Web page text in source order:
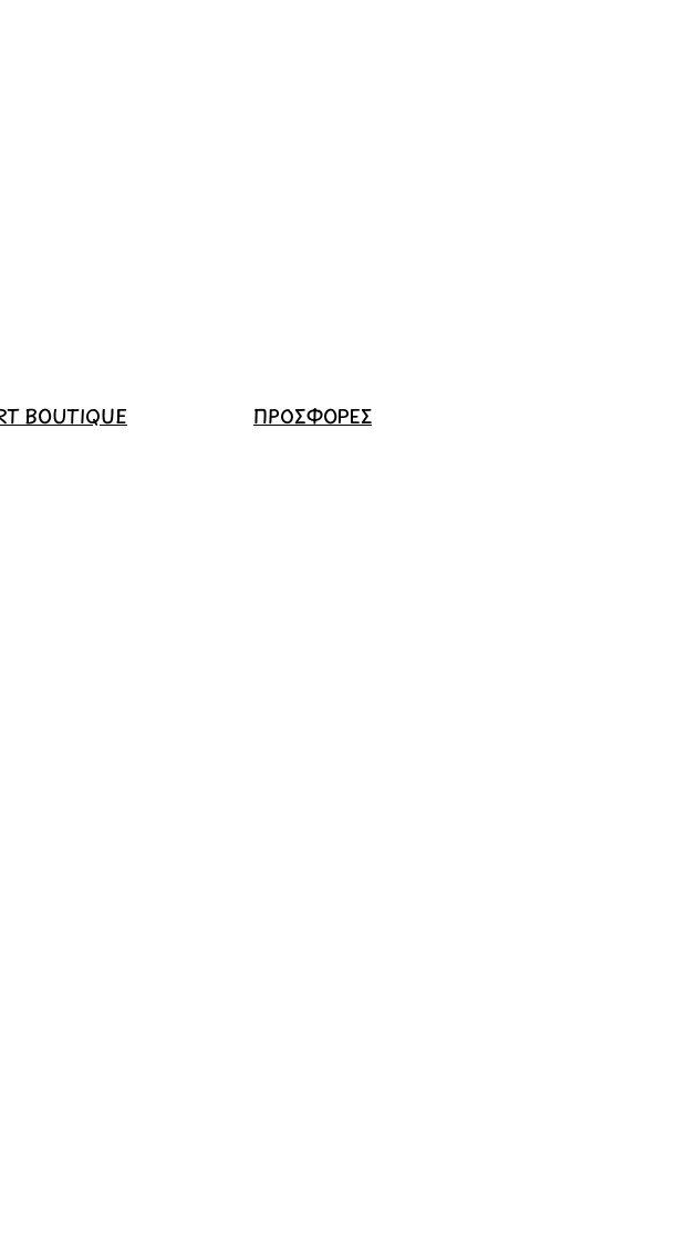
BOUTIQUE ΠΡΟΣΦΟΡΕΣ